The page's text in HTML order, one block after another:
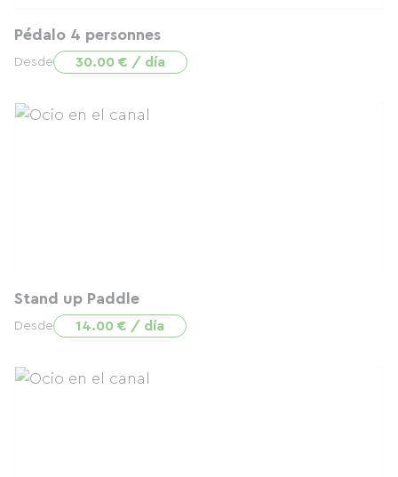
Pédalo 4 personnes
Desde 30.00 € / día
Stand up Paddle
Desde 14.00 € / día